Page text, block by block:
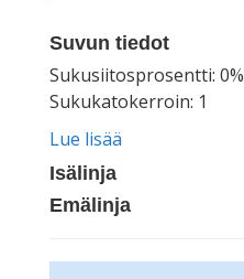
Suvun tiedot
Sukusiitosprosentti: 0%
Sukukatokerroin: 1
Lue lisää
Isälinja
Emälinja